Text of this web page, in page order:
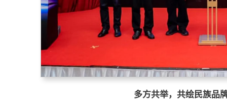
多方共举，共绘民族品